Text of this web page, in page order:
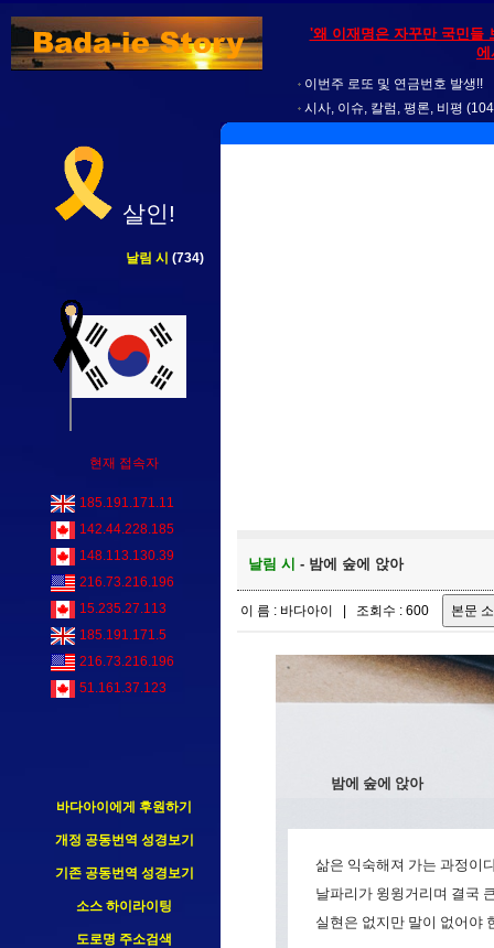
'왜 이재명은 자꾸만 국민들
에
이번주 로또 및 연금번호 발생!!
시사, 이슈, 칼럼, 평론, 비평
살인!
날림 시 (734)
현재 접속자
185.191.171.11
142.44.228.185
148.113.130.39
216.73.216.196
15.235.27.113
185.191.171.5
216.73.216.196
51.161.37.123
바다아이에게 후원하기
개정 공동번역 성경보기
기존 공동번역 성경보기
소스 하이라이팅
도로명 주소검색
날림 시 - 밤에 숲에 앉아
이 름 : 바다아이 | 조회수 : 600
밤에 숲에 앉아
삶은 익숙해져 가는 과정이
날파리가 윙윙거리며 결국
실현은 없지만 말이 없어야